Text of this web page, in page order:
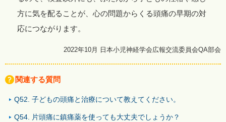
方に気を配ることが、心の問題からくる頭痛の早期の対
応につながります。
2022年10月 日本小児神経学会広報交流委員会QA部会
関連する質問
Q52. 子どもの頭痛と治療について教えてください。
Q54. 片頭痛に鎮痛薬を使っても大丈夫でしょうか？